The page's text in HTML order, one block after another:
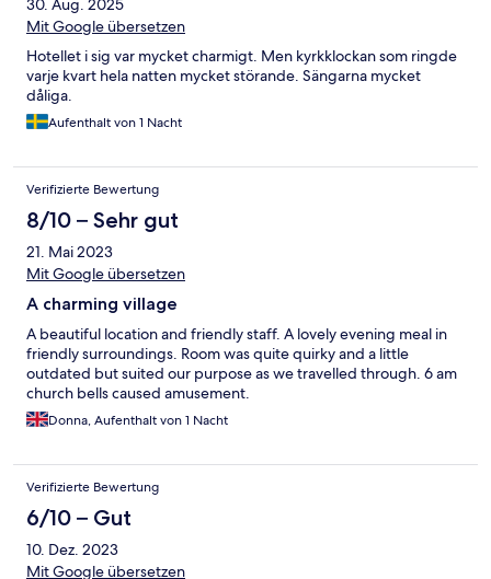
30. Aug. 2025
Mit Google übersetzen
Hotellet i sig var mycket charmigt. Men kyrkklockan som ringde
varje kvart hela natten mycket störande. Sängarna mycket
dåliga.
Aufenthalt von 1 Nacht
Verifizierte Bewertung
8/10 – Sehr gut
21. Mai 2023
Mit Google übersetzen
A charming village
A beautiful location and friendly staff. A lovely evening meal in
friendly surroundings. Room was quite quirky and a little
outdated but suited our purpose as we travelled through. 6 am
church bells caused amusement.
Donna, Aufenthalt von 1 Nacht
Verifizierte Bewertung
6/10 – Gut
10. Dez. 2023
Mit Google übersetzen